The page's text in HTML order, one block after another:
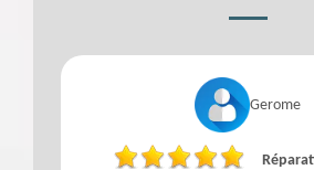
Gerome